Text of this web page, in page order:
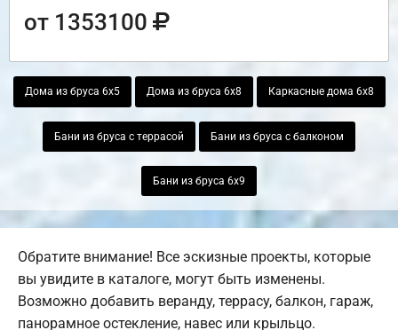
от 1353100
Дома из бруса 6х5 Дома из бруса 6х8 Каркасные дома 6х8
Бани из бруса с террасой Бани из бруса с балконом
Бани из бруса 6х9
Обратите внимание! Все эскизные проекты, которые
вы увидите в каталоге, могут быть изменены.
Возможно добавить веранду, террасу, балкон, гараж,
панорамное остекление, навес или крыльцо.